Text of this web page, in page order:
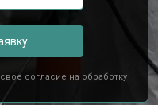
согласие на обработку